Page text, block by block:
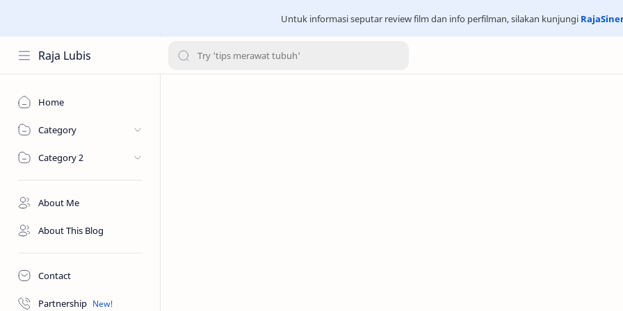
Untuk informasi seputar review film dan info perfilman, silakan kunjungi
Raja Lubis
Home
Category
Category 2
About Me
About This Blog
Contact
Partnership